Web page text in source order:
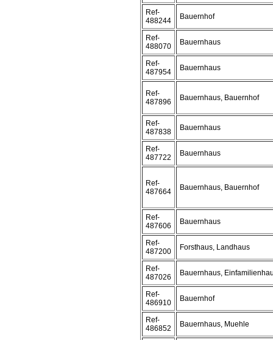
Ref-
488244
Bauernhof
Ref-
488070
Bauernhaus
Ref-
487954
Bauernhaus
Ref-
487896
Bauernhaus, Bauernhof
Ref-
487838
Bauernhaus
Ref-
487722
Bauernhaus
Ref-
487664
Bauernhaus, Bauernhof
Ref-
487606
Bauernhaus
Ref-
487200
Forsthaus, Landhaus
Ref-
487026
Bauernhaus,
Ref-
486910
Bauernhof
Ref-
486852
Bauernhaus, Muehle